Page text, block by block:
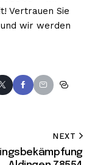
Vertrauen Sie
wir werden
NEXT